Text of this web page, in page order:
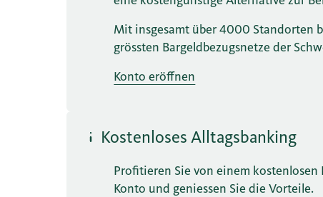
Mit insgesamt über 4000 Standorten
grössten Bargeldbezugsnetze der
Konto eröffnen
Kostenloses Alltagsbanking
Profitieren Sie von einem
Konto und geniessen Sie die Vorteile.